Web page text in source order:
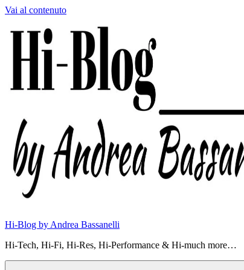
Vai al contenuto
Hi-Blog by Andrea Bassanelli
Hi-Tech, Hi-Fi, Hi-Res, Hi-Performance & Hi-much more…